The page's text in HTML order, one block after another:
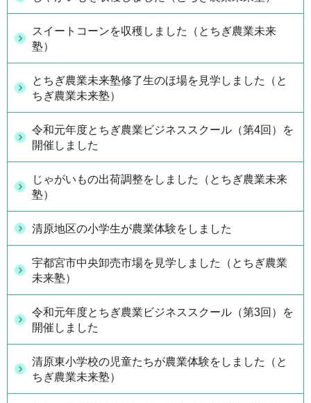
スイートコーンを収穫しました（とちぎ農業未来
塾）
とちぎ農業未来塾修了生のほ場を見学しました（と
ちぎ農業未来塾）
令和元年度とちぎ農業ビジネススクール（第4回）を
開催しました
じゃがいもの出荷調整をしました（とちぎ農業未来
塾）
清原地区の小学生が農業体験をしました
宇都宮市中央卸売市場を見学しました（とちぎ農業
未来塾）
令和元年度とちぎ農業ビジネススクール（第3回）を
開催しました
清原東小学校の児童たちが農業体験をしました（と
ちぎ農業未来塾）